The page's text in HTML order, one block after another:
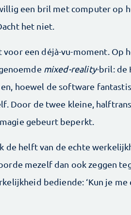
een bril met computer op
het niet.
een déjà-vu-­moment. Op
mixed-reality-bril: de
hoewel de software
Door de twee kleine,
gebeurt beperkt.
helft van de echte
mezelf dan ook zeggen
bediende: ‘Kun je me